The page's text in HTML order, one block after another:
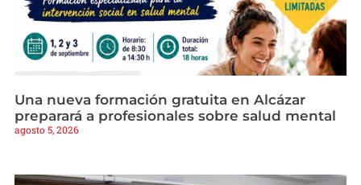
Una nueva formación gratuita en Alcázar
preparará a profesionales sobre salud mental
agosto 5, 2026